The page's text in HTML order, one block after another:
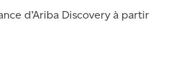
d’Ariba Discovery à partir